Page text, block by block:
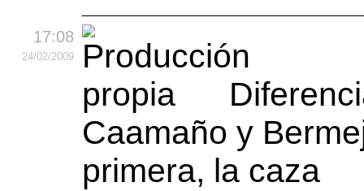
17:08
24/02/2009
Caamaño y
primera, la caza